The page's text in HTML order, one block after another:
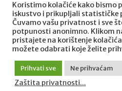
O projektu
Zaštita privatnosti/ © 2022.
Šafarek. Sva
Koristimo kolačiće kako bismo
iskustvo i prikupljali statističke
Čuvamo vašu privatnost i sve
potpunosti anonimno. Klikom
pristajete na korištenje
možete odabrati koje želite
Prihvati sve Ne prihvaćam
Zaštita privatnosti...